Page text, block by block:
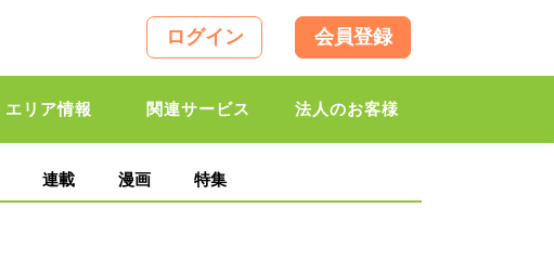
ログイン 会員登録
エリア情報 関連サービス 法人のお客様
連載 漫画 特集